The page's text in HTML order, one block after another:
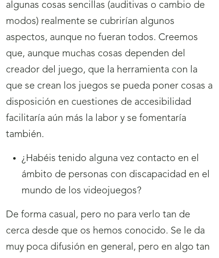
algunas cosas sencillas (auditivas o cambio de
modos) realmente se cubrirían algunos
aspectos, aunque no fueran todos. Creemos
que, aunque muchas cosas dependen del
creador del juego, que la herramienta con la
que se crean los juegos se pueda poner cosas a
disposición en cuestiones de accesibilidad
facilitaría aún más la labor y se fomentaría
también.
¿Habéis tenido alguna vez contacto en el
ámbito de personas con discapacidad en el
mundo de los videojuegos?
De forma casual, pero no para verlo tan de
cerca desde que os hemos conocido. Se le da
muy poca difusión en general, pero en algo tan